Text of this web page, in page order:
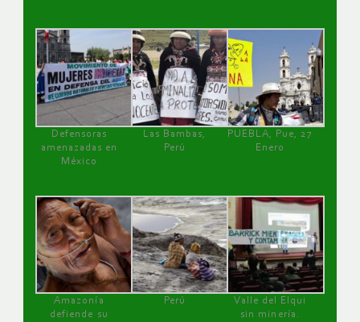
Defensoras
amenazadas en
México
Las Bambas,
Perú
PUEBLA, Pue, 27
Enero
Amazonía
defiende su
Perú
Valle del Elqui
sin minería.